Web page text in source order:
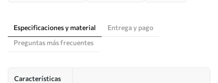
Especificaciones y material
Entrega y pago
Preguntas más frecuentes
Características